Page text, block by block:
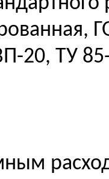
20, ТУ